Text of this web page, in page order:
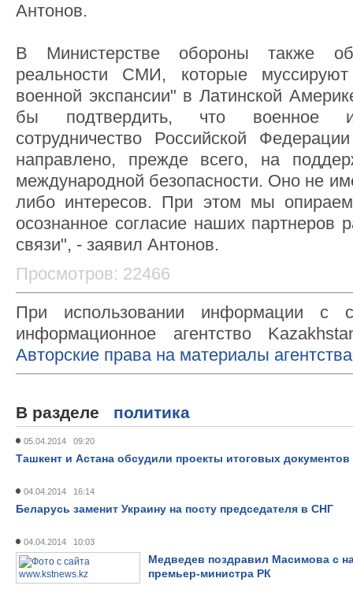
Антонов.
В Министерстве обороны также
реальности СМИ, которые
военной экспансии" в Латинской
бы подтвердить, что военное и
сотрудничество Российской
направлено, прежде всего, на
международной безопасности. Оно не
либо интересов. При этом мы
осознанное согласие наших партнеров
связи", - заявил Антонов.
Просмотров: 22466
При использовании информации с
информационное агентство
Авторские права на материалы
В разделе политика
05.04.2014 09:20
Ташкент и Астана обсудили проекты итоговых
04.04.2014 16:14
Беларусь заменит Украину на посту председателя в СНГ
04.04.2014 10:03
Медведев поздравил Масимова с
премьер-министра РК